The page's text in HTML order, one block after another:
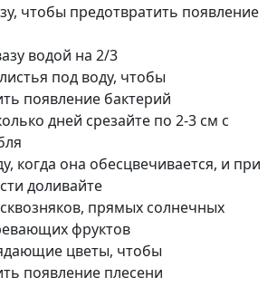
чтобы предотвратить появление
водой на 2/3
под воду, чтобы
появление бактерий
дней срезайте по 2-3 см с
когда она обесцвечивается, и при
доливайте
прямых солнечных
фруктов
цветы, чтобы
появление плесени